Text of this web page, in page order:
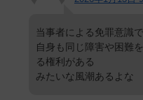
当事者による免罪意識
自身も同じ障害や困難
る権利がある
みたいな風潮あるよな